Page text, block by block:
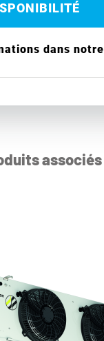
dans notre
associés